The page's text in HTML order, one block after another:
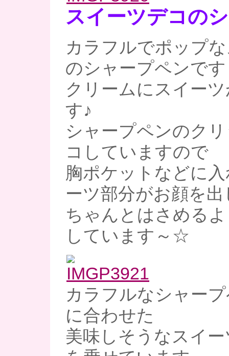
スイーツデコの
カラフルでポップ
のシャープペンです
クリームにスイー
す♪
シャープペンのク
コしていますので
胸ポケットなどに
ーツ部分がお顔を
ちゃんとはさめる
しています～☆
カラフルなシャー
に合わせた
美味しそうなスイ